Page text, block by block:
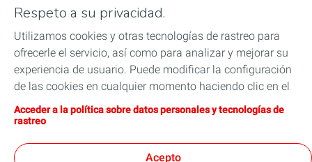
Aditivos y Combustibles
Industria
Competición
Blog
ELF, la leyenda continúa
Respeto a su privacidad.
Utilizamos cookies y otras tecnologías de rastreo para
ofrecerle el servicio, así como para analizar y mejorar su
experiencia de usuario. Puede modificar la configuración
de las cookies en cualquier momento haciendo clic en el
botón «Gérer mes cookies» (Gestionar cookies). Al hacer
clic en el botón «J’accepte» (Aceptar), nos autoriza a
refuse» (Rechazar), depositaremos únicamente las
Acceder a la política sobre datos personales y tecnologías de
rastreo
Acepto